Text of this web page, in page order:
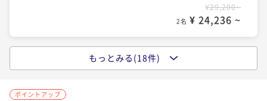
¥29,200~
2名 ¥ 24,236 ~
もっとみる(18件)
ポイントアップ